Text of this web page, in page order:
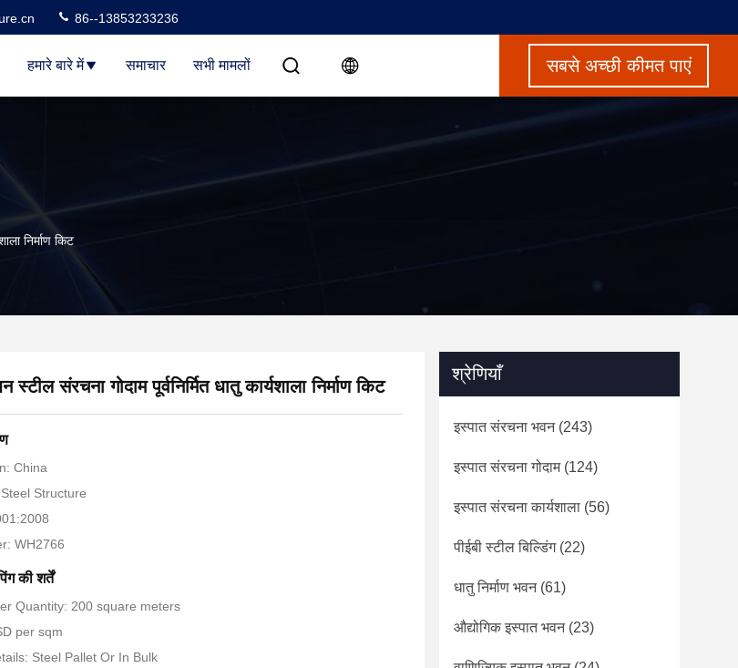
86--13853233236
हमारे बारे में समाचार सभी मामलों सबसे अच्छी कीमत पाएं
निर्माण किट
संरचना गोदाम पूर्वनिर्मित धातु कार्यशाला निर्माण किट
China
Steel Structure
WH2766
की शर्तें
Quantity: 200 square meters
per sqm
Steel Pallet Or In Bulk
श्रेणियाँ
इस्पात संरचना भवन(243)
इस्पात संरचना गोदाम(124)
इस्पात संरचना कार्यशाला (56)
पीईबी स्टील बिल्डिंग(22)
धातु निर्माण भवन(61)
औद्योगिक इस्पात भवन(23)